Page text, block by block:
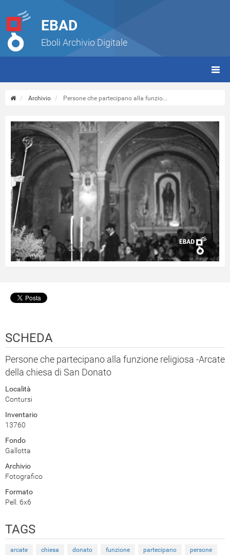
EBAD
Eboli Archivio Digitale
Archivio Persone che partecipano alla funzio...
SCHEDA
Persone che partecipano alla funzione religiosa -Arcate
della chiesa di San Donato
Località
Contursi
Inventario
13760
Fondo
Gallotta
Archivio
Fotografico
Formato
Pell. 6x6
TAGS
arcate chiesa donato funzione partecipano
persone